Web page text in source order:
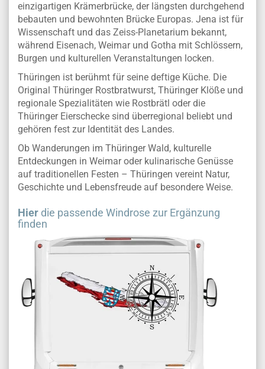
einzigartigen Krämerbrücke, der längsten durchgehend
bebauten und bewohnten Brücke Europas. Jena ist für
Wissenschaft und das Zeiss-Planetarium bekannt,
während Eisenach, Weimar und Gotha mit Schlössern,
Burgen und kulturellen Veranstaltungen locken.
Thüringen ist berühmt für seine deftige Küche. Die
Original Thüringer Rostbratwurst, Thüringer Klöße und
regionale Spezialitäten wie Rostbrätl oder die
Thüringer Eierschecke sind überregional beliebt und
gehören fest zur Identität des Landes.
Ob Wanderungen im Thüringer Wald, kulturelle
Entdeckungen in Weimar oder kulinarische Genüsse
auf traditionellen Festen – Thüringen vereint Natur,
Geschichte und Lebensfreude auf besondere Weise.
Hier die passende Windrose zur Ergänzung
finden